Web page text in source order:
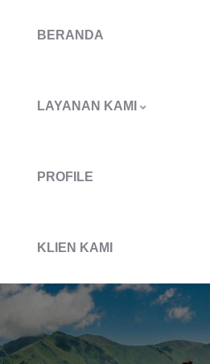
BERANDA
LAYANAN KAMI
PROFILE
KLIEN KAMI